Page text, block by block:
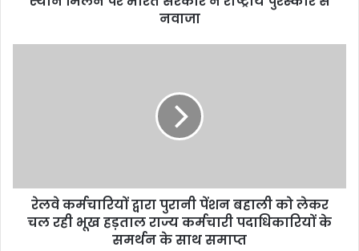
नवाजा
रेलवे कर्मचारियों द्वारा पुरानी पेंशन बहाली को लेकर
चल रही भूख हड़ताल राज्य कर्मचारी पदाधिकारियों के
समर्थन के साथ समाप्त